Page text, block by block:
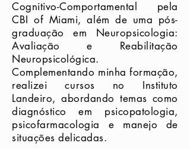
Cognitivo-Comportamental pela
CBI of Miami, além de uma pós-
graduação em Neuropsicologia:
Avaliação e Reabilitação
Neuropsicológica.
Complementando minha formação,
realizei cursos no Instituto
Landeiro, abordando temas como
diagnóstico em psicopatologia,
psicofarmacologia e manejo de
situações delicadas.